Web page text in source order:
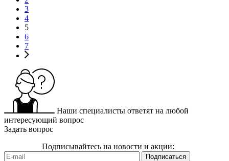
3
4
5
6
7
Наши специалисты ответят на любой
интересующий вопрос
Задать вопрос
Подписывайтесь на новости и акции: